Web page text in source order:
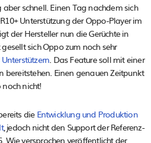
schnell. Einen Tag nachdem sich
Unterstützung der Oppo-Player im
der Hersteller nun die Gerüchte in
sich Oppo zum noch sehr
. Das Feature soll mit einer
bereitstehen. Einen genauen Zeitpunkt
nicht!
die Entwicklung und Produktion
, jedoch nicht den Support der Referenz-
Wie versprochen veröffentlicht der